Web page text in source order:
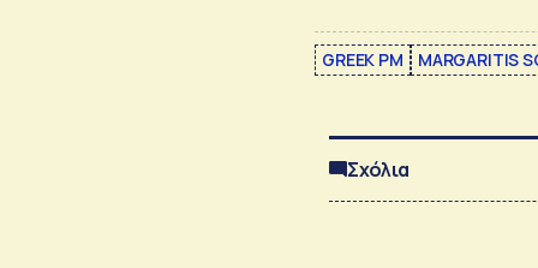
GREEK PM MARGARITIS
Σχόλια